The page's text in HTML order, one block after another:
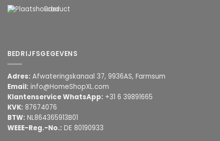
Product
BEDRIJFSGEGEVENS
Adres: Afwateringskanaal 37, 9936AS, Farmsum
Email: info@HomeShopXL.com
Klantenservice WhatsApp: +31 6 39891665
KVK: 87674076
BTW: NL864365913B01
WEEE-Reg.-No.: DE 80190933